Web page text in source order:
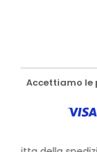
Accettiamo le